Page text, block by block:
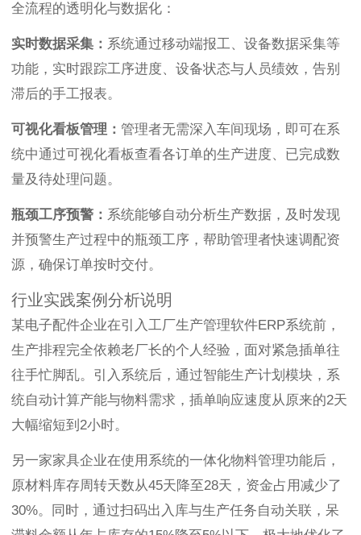
全流程的透明化与数据化：
实时数据采集： 系统通过移动端报工、设备数据采集等
功能，实时跟踪工序进度、设备状态与人员绩效，告别
滞后的手工报表。
可视化看板管理： 管理者无需深入车间现场，即可在系
统中通过可视化看板查看各订单的生产进度、已完成数
量及待处理问题。
瓶颈工序预警： 系统能够自动分析生产数据，及时发现
并预警生产过程中的瓶颈工序，帮助管理者快速调配资
源，确保订单按时交付。
行业实践案例分析说明
某电子配件企业在引入工厂生产管理软件ERP系统前，
生产排程完全依赖老厂长的个人经验，面对紧急插单往
往手忙脚乱。引入系统后，通过智能生产计划模块，系
统自动计算产能与物料需求，插单响应速度从原来的2天
大幅缩短到2小时。
另一家家具企业在使用系统的一体化物料管理功能后，
原材料库存周转天数从45天降至28天，资金占用减少了
30%。同时，通过扫码出入库与生产任务自动关联，呆